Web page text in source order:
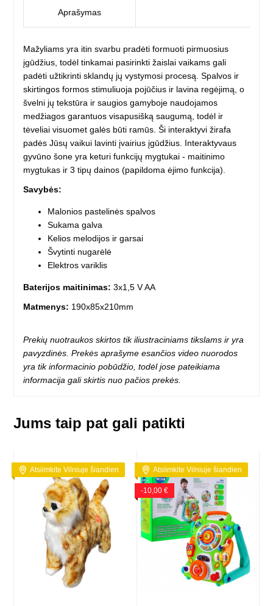
Aprašymas
Mažyliams yra itin svarbu pradėti formuoti pirmuosius
įgūdžius, todėl tinkamai pasirinkti žaislai vaikams gali
padėti užtikrinti sklandų jų vystymosi procesą. Spalvos ir
skirtingos formos stimuliuoja pojūčius ir lavina regėjimą, o
švelni jų tekstūra ir saugios gamyboje naudojamos
medžiagos garantuos visapusišką saugumą, todėl ir
tėveliai visuomet galės būti ramūs. Ši interaktyvi žirafa
padės Jūsų vaikui lavinti įvairius įgūdžius. Interaktyvaus
gyvūno šone yra keturi funkcijų mygtukai - maitinimo
mygtukas ir 3 tipų dainos (papildoma ėjimo funkcija).
Savybės:
Malonios pastelinės spalvos
Sukama galva
Kelios melodijos ir garsai
Švytinti nugarėlė
Elektros variklis
Baterijos maitinimas: 3x1,5 V AA
Matmenys: 190x85x210mm
Prekių nuotraukos skirtos tik iliustraciniams tikslams ir yra
pavyzdinės. Prekės aprašyme esančios video nuorodos
yra tik informacinio pobūdžio, todėl jose pateikiama
informacija gali skirtis nuo pačios prekės.
Jums taip pat gali patikti
Atsiimkite Vilniuje šiandien Atsiimkite Vilniuje šiandien
-10,00 €